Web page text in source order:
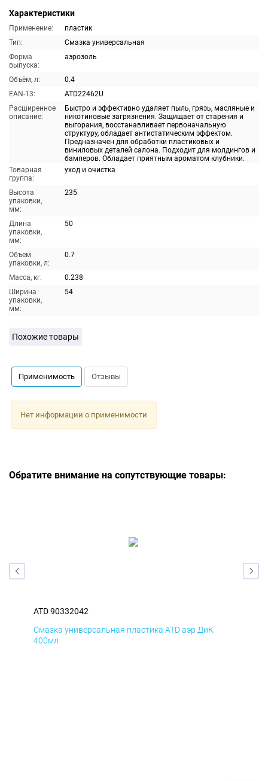
Характеристики
Применение:
пластик
Тип:
Смазка универсальная
Форма
выпуска:
аэрозоль
Объём, л:
0.4
EAN-13:
ATD22462U
Расширенное
описание:
Быстро и эффективно удаляет пыль, грязь, масляные и
никотиновые загрязнения. Защищает от старения и
выгорания, восстанавливает первоначальную
структуру, обладает антистатическим эффектом.
Предназначен для обработки пластиковых и
виниловых деталей салона. Подходит для молдингов и
бамперов. Обладает приятным ароматом клубники.
Товарная
группа:
уход и очистка
Высота
упаковки,
мм:
235
Длина
упаковки,
мм:
50
Объем
упаковки, л:
0.7
Масса, кг:
0.238
Ширина
упаковки,
мм:
54
Похожие товары
Применимость Отзывы
Нет информации о применимости
Обратите внимание на сопутствующие товары:
ATD 90332042
Смазка универсальная пластика ATD аэр ДиК
400мл